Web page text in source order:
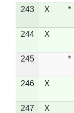
243 X *
244 X
245 *
246 X
247 X